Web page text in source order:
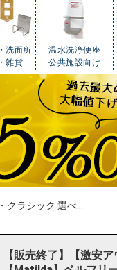
洗面所
雑貨
温水洗浄便座
公共施設向け
ラシック 選べ...
【販売終了】【激安